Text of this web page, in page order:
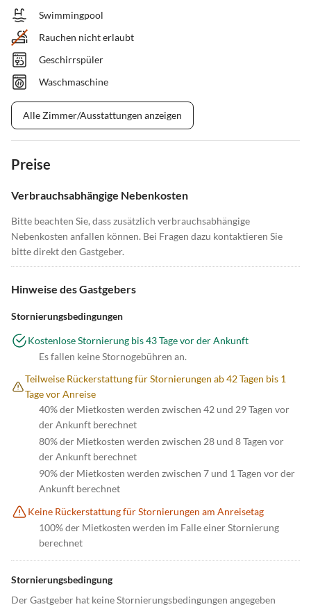
Swimmingpool
Rauchen nicht erlaubt
Geschirrspüler
Waschmaschine
Alle Zimmer/Ausstattungen anzeigen
Preise
Verbrauchsabhängige Nebenkosten
Bitte beachten Sie, dass zusätzlich verbrauchsabhängige
Nebenkosten anfallen können. Bei Fragen dazu kontaktieren Sie
bitte direkt den Gastgeber.
Hinweise des Gastgebers
Stornierungsbedingungen
Kostenlose Stornierung bis 43 Tage vor der Ankunft
Es fallen keine Stornogebühren an.
Teilweise Rückerstattung für Stornierungen ab 42 Tagen bis 1
Tage vor Anreise
40% der Mietkosten werden zwischen 42 und 29 Tagen vor
der Ankunft berechnet
80% der Mietkosten werden zwischen 28 und 8 Tagen vor
der Ankunft berechnet
90% der Mietkosten werden zwischen 7 und 1 Tagen vor der
Ankunft berechnet
Keine Rückerstattung für Stornierungen am Anreisetag
100% der Mietkosten werden im Falle einer Stornierung
berechnet
Stornierungsbedingung
Der Gastgeber hat keine Stornierungsbedingungen angegeben